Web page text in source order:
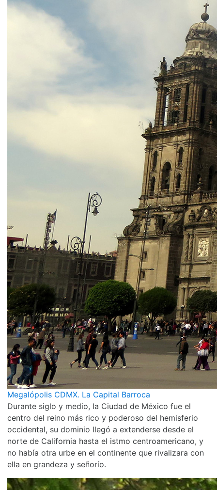
Megalópolis CDMX. La Capital Barroca
Durante siglo y medio, la Ciudad de México fue el
centro del reino más rico y poderoso del hemisferio
occidental, su dominio llegó a extenderse desde el
norte de California hasta el istmo centroamericano, y
no había otra urbe en el continente que rivalizara con
ella en grandeza y señorío.